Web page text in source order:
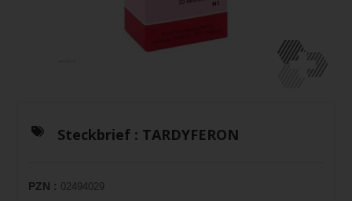
Steckbrief : TARDYFERON
PZN : 02494029